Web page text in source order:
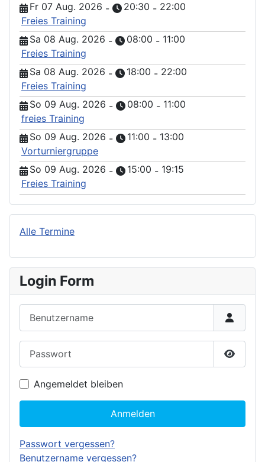
Fr 07 Aug. 2026 - 20:30 - 22:00
Freies Training
Sa 08 Aug. 2026 - 08:00 - 11:00
Freies Training
Sa 08 Aug. 2026 - 18:00 - 22:00
Freies Training
So 09 Aug. 2026 - 08:00 - 11:00
freies Training
So 09 Aug. 2026 - 11:00 - 13:00
Vorturniergruppe
So 09 Aug. 2026 - 15:00 - 19:15
Freies Training
Alle Termine
Login Form
Angemeldet bleiben
Anmelden
Passwort vergessen?
Benutzername vergessen?